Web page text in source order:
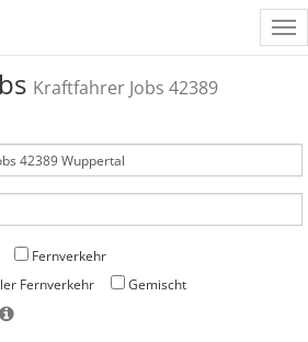
Kraftfahrer Jobs 42389
Fernverkehr
Fernverkehr
Gemischt